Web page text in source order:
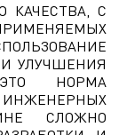
КАЧЕСТВА, С
УЛУЧШЕНИЯ
НОРМА
ИНЖЕНЕРНЫХ
СЛОЖНО